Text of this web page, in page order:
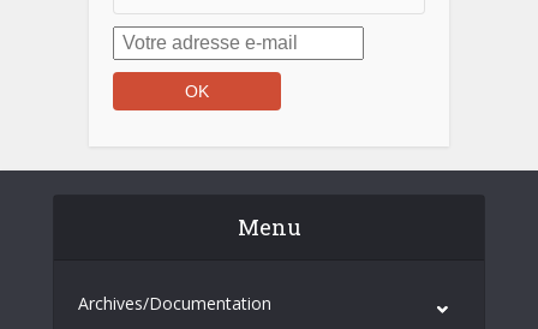
Menu
Archives/Documentation